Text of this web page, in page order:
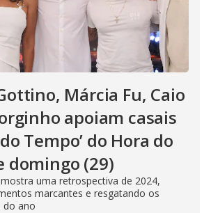
Márcia Fu, Caio
apoiam casais
Tempo’ do Hora do
domingo (29)
uma retrospectiva de 2024,
marcantes e resgatando os
do ano